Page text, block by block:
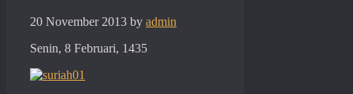
20 November 2013 by admin
Senin, 8 Februari, 1435